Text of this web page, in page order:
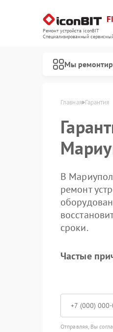
Ремонт устройств iconBIT
Специализированный
Мы
Главная Гарантия
В
ремонт
сроки.
Частые
Отправляя, Вы